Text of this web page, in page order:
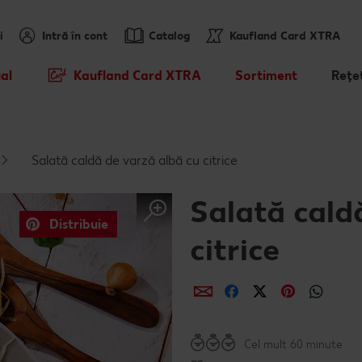
Kaufland Card XTRA
XTRA
Reduceri de categorie
Sortiment
Sortiment tematic
Atât de ieftin
Prospețime în fiecare zi
Mărcile noastre
Catalog
Intră în cont Kaufland Card XTRA
Salată caldă de varză albă cu citrice
Distribuie
Salată
citrice
DistribuieDistribuieDistribuieDistribuie
Cel mult 60 minute